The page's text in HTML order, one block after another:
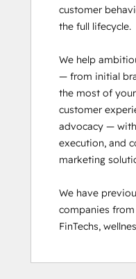
customer
the full lifecycle.
We help
— from initial
the most of
customer
advocacy —
execution, and
marketing
We have
companies
FinTechs,